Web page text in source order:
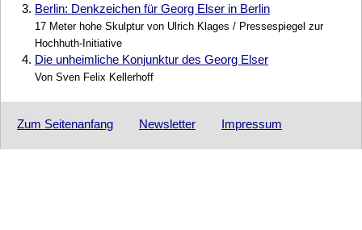
3. Berlin: Denkzeichen für Georg Elser in Berlin
17 Meter hohe Skulptur von Ulrich Klages / Pressespiegel zur
Hochhuth-Initiative
4. Die unheimliche Konjunktur des Georg Elser
Von Sven Felix Kellerhoff
Zum Seitenanfang Newsletter Impressum